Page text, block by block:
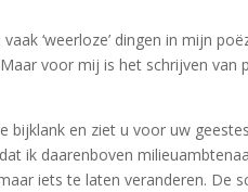
‘weerloze’ dingen in mijn
voor mij is het schrijven
bijklank en ziet u voor uw
ik daarenboven
iets te laten veranderen.